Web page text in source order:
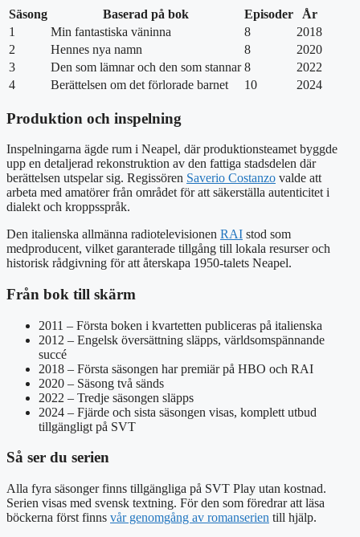
Säsong Baserad på bok Episoder
År
1
Min fantastiska väninna 8
2018
2
Hennes nya namn 8
2020
3
Den som lämnar och den som stannar 8
2022
4
Berättelsen om det förlorade barnet 10 2024
Produktion och inspelning
Inspelningarna ägde rum i Neapel, där produktionsteamet byggde
upp en detaljerad rekonstruktion av den fattiga stadsdelen där
berättelsen utspelar sig. Regissören Saverio Costanzo valde att
arbeta med amatörer från området för att säkerställa autenticitet i
dialekt och kroppsspråk.
Den italienska allmänna radiotelevisionen RAI stod som
medproducent, vilket garanterade tillgång till lokala resurser och
historisk rådgivning för att återskapa 1950-talets Neapel.
Från bok till skärm
2011 – Första boken i kvartetten publiceras på italienska
2012 – Engelsk översättning släpps, världsomspännande
succé
2018 – Första säsongen har premiär på HBO och RAI
2020 – Säsong två sänds
2022 – Tredje säsongen släpps
2024 – Fjärde och sista säsongen visas, komplett utbud
tillgängligt på SVT
Så ser du serien
Alla fyra säsonger finns tillgängliga på SVT Play utan kostnad.
Serien visas med svensk textning. För den som föredrar att läsa
böckerna först finns vår genomgång av romanserien till hjälp.